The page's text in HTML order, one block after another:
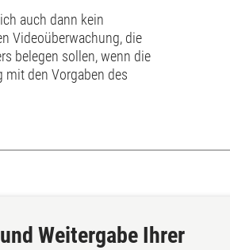
auch dann kein
Videoüberwachung, die
belegen sollen, wenn die
den Vorgaben des
Weitergabe Ihrer